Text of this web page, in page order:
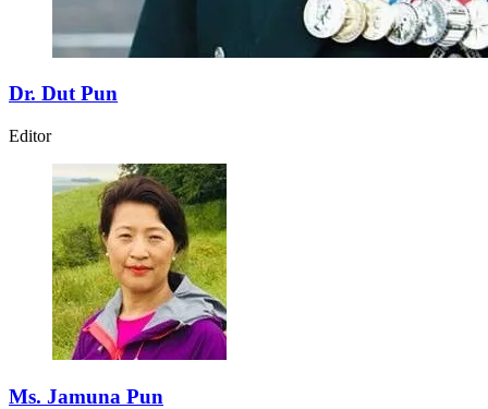
Dr. Dut Pun
Editor
Ms. Jamuna Pun